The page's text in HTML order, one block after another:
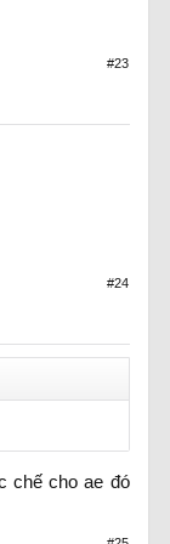
#23
#24
chế cho ae đó